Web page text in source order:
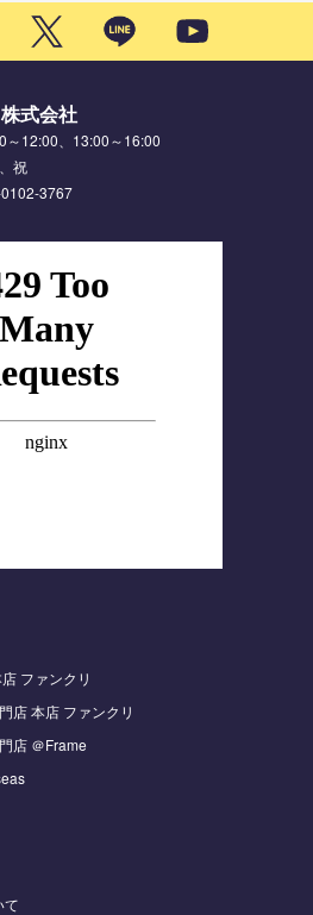
式会社
～12:00、13:00～16:00
祝
3767
ファンクリ
店 本店 ファンクリ
店 ＠Frame
て